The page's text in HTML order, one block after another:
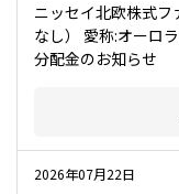
ニッセイ北欧株式
なし） 愛称:オーロ
分配金のお知らせ
2026年07月22日